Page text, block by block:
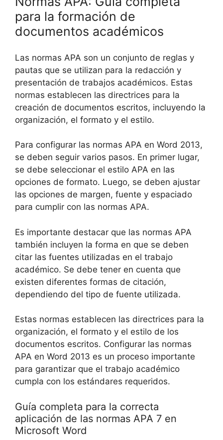
para la formación de
documentos académicos
Las normas APA son un conjunto de reglas y
pautas que se utilizan para la redacción y
presentación de trabajos académicos. Estas
normas establecen las directrices para la
creación de documentos escritos, incluyendo la
organización, el formato y el estilo.
Para configurar las normas APA en Word 2013,
se deben seguir varios pasos. En primer lugar,
se debe seleccionar el estilo APA en las
opciones de formato. Luego, se deben ajustar
las opciones de margen, fuente y espaciado
para cumplir con las normas APA.
Es importante destacar que las normas APA
también incluyen la forma en que se deben
citar las fuentes utilizadas en el trabajo
académico. Se debe tener en cuenta que
existen diferentes formas de citación,
dependiendo del tipo de fuente utilizada.
Estas normas establecen las directrices para la
organización, el formato y el estilo de los
documentos escritos. Configurar las normas
APA en Word 2013 es un proceso importante
para garantizar que el trabajo académico
cumpla con los estándares requeridos.
Guía completa para la correcta
aplicación de las normas APA 7 en
Microsoft Word